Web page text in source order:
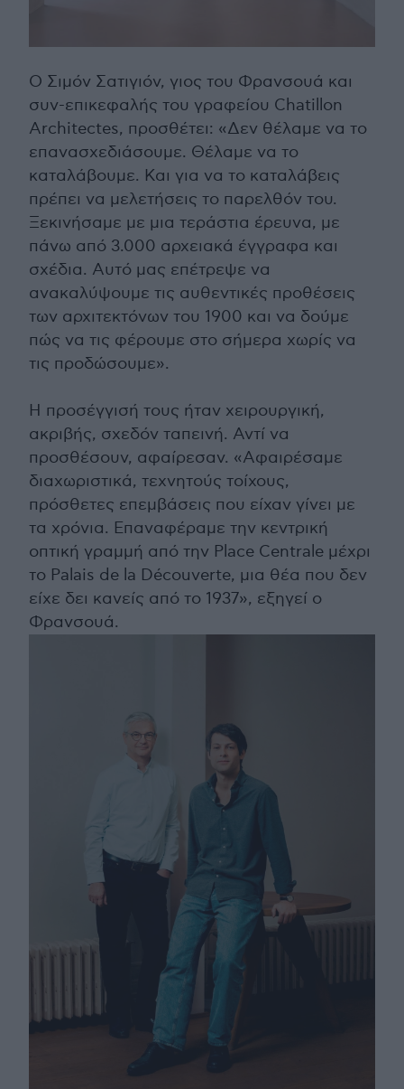
Ο Σιμόν Σατιγιόν, γιος του Φρανσουά και
συν-επικεφαλής του γραφείου Chatillon
Architectes, προσθέτει: «Δεν θέλαμε να το
επανασχεδιάσουμε. Θέλαμε να το
καταλάβουμε. Και για να το καταλάβεις
πρέπει να μελετήσεις το παρελθόν του.
Ξεκινήσαμε με μια τεράστια έρευνα, με
πάνω από 3.000 αρχειακά έγγραφα και
σχέδια. Αυτό μας επέτρεψε να
ανακαλύψουμε τις αυθεντικές προθέσεις
των αρχιτεκτόνων του 1900 και να δούμε
πώς να τις φέρουμε στο σήμερα χωρίς να
τις προδώσουμε».
Η προσέγγισή τους ήταν χειρουργική,
ακριβής, σχεδόν ταπεινή. Αντί να
προσθέσουν, αφαίρεσαν. «Αφαιρέσαμε
διαχωριστικά, τεχνητούς τοίχους,
πρόσθετες επεμβάσεις που είχαν γίνει με
τα χρόνια. Επαναφέραμε την κεντρική
οπτική γραμμή από την Place Centrale μέχρι
το Palais de la Découverte, μια θέα που δεν
είχε δει κανείς από το 1937», εξηγεί ο
Φρανσουά.